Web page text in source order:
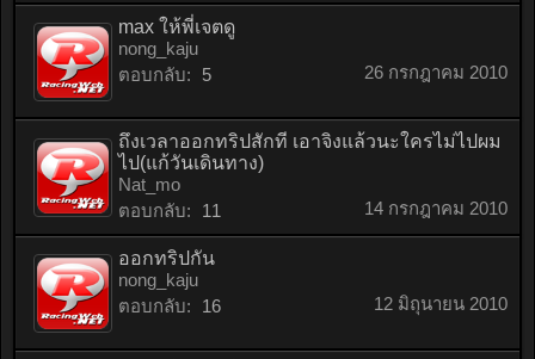
max ให้พี่เจตดู
nong_kaju
ตอบกลับ:
5 26 กรกฎาคม 2010
ถึงเวลาออกทริปสักที เอาจิงแล้วนะใครไม่ไปผม
ไป(แก้วันเดินทาง)
Nat_mo
ตอบกลับ:
11 14 กรกฎาคม 2010
ออกทริปกัน
nong_kaju
ตอบกลับ:
16 12 มิถุนายน 2010